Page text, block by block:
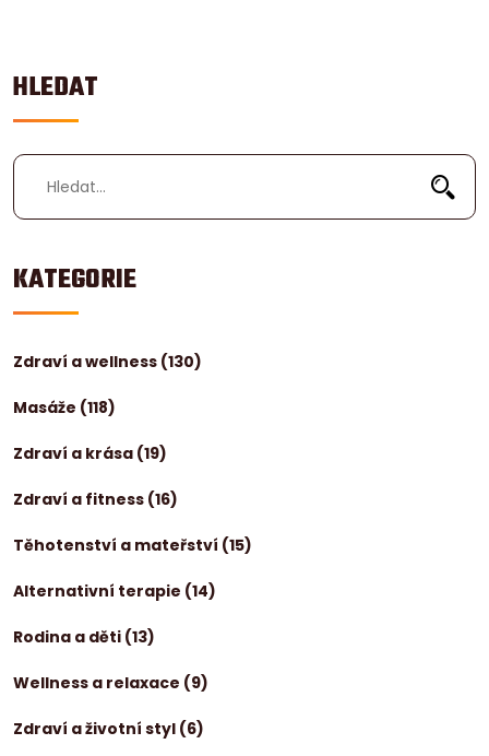
HLEDAT
KATEGORIE
Zdraví a wellness (130)
Masáže (118)
Zdraví a krása (19)
Zdraví a fitness (16)
Těhotenství a mateřství (15)
Alternativní terapie (14)
Rodina a děti (13)
Wellness a relaxace (9)
Zdraví a životní styl (6)